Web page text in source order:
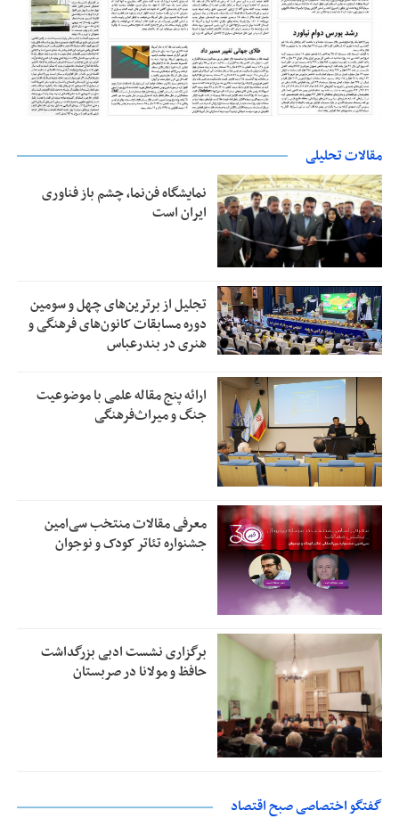
مقالات تحلیلی
نمایشگاه فن‌نما، چشم باز فناوری
ایران است
تجلیل از بر‌ترین‌های چهل و سومین
دوره مسابقات کانون‌های فرهنگی و
هنری در بندرعباس
ارائه پنج مقاله علمی با موضوعیت
جنگ و میراث‌فرهنگی
معرفی مقالات منتخب سی‌امین
جشنواره تئاتر کودک و نوجوان
برگزاری نشست ادبی بزرگداشت
حافظ و مولانا در صربستان
گفتگو اختصاصی صبح اقتصاد